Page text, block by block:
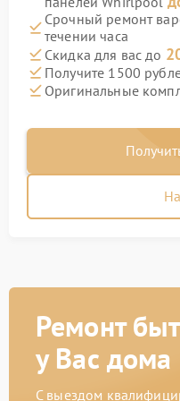
Срочный ремонт
течении часа
Скидка для вас до
Получите 1500
Оригинальные
Ремонт
у Вас дома
С выездом